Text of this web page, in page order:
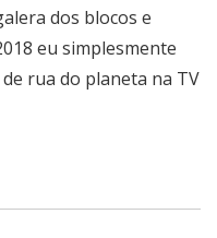
dos blocos e
eu simplesmente
rua do planeta na TV